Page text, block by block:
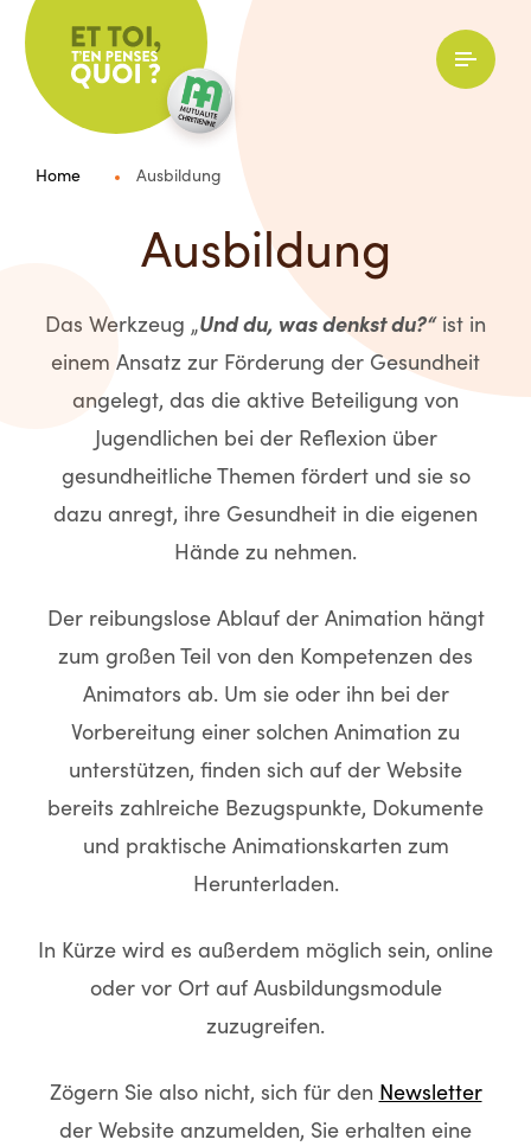
Menu
Et toi
Home Ausbildung
Ausbildung
Das Werkzeug „Und du, was denkst du?“ist in
einem Ansatz zur Förderung der Gesundheit
angelegt, das die aktive Beteiligung von
Jugendlichen bei der Reflexion über
gesundheitliche Themen fördert und sie so
dazu anregt, ihre Gesundheit in die eigenen
Hände zu nehmen.
Der reibungslose Ablauf der Animation hängt
zum großen Teil von den Kompetenzen des
Animators ab. Um sie oder ihn bei der
Vorbereitung einer solchen Animation zu
unterstützen, finden sich auf der Website
bereits zahlreiche Bezugspunkte, Dokumente
und praktische Animationskarten zum
Herunterladen.
In Kürze wird es außerdem möglich sein, online
oder vor Ort auf Ausbildungsmodule
zuzugreifen.
Zögern Sie also nicht, sich für den Newsletter
der Website anzumelden, Sie erhalten eine